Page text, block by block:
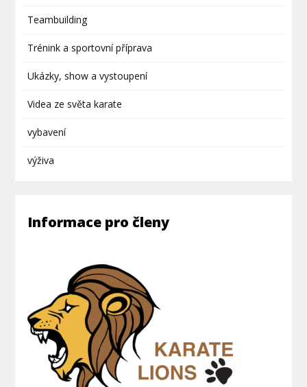
Teambuilding
Trénink a sportovní příprava
Ukázky, show a vystoupení
Videa ze světa karate
vybavení
výživa
Informace pro členy